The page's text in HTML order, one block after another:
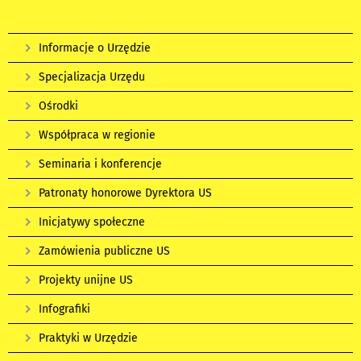
Informacje o Urzędzie
Specjalizacja Urzędu
Ośrodki
Współpraca w regionie
Seminaria i konferencje
Patronaty honorowe Dyrektora US
Inicjatywy społeczne
Zamówienia publiczne US
Projekty unijne US
Infografiki
Praktyki w Urzędzie